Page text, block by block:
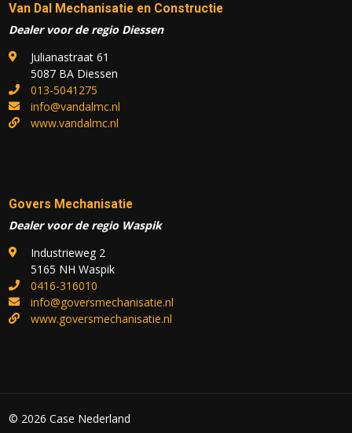
Van Dal Mechanisatie en Constructie
Dealer voor de regio Diessen
Julianastraat 61
5087 BA Diessen
013-5041275
info@vandalmc.nl
www.vandalmc.nl
Govers Mechanisatie
Dealer voor de regio Waspik
Industrieweg 2
5165 NH Waspik
0416-316010
info@goversmechanisatie.nl
www.goversmechanisatie.nl
© 2026 Case Nederland